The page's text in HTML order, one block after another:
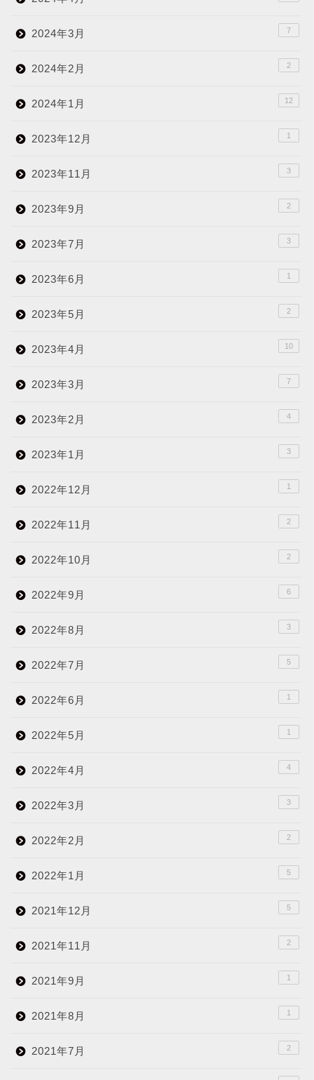
2024年3月 7
2024年2月 2
2024年1月 12
2023年12月 1
2023年11月 3
2023年9月 2
2023年7月 3
2023年6月 1
2023年5月 2
2023年4月 10
2023年3月 7
2023年2月 4
2023年1月 3
2022年12月 1
2022年11月 2
2022年10月 2
2022年9月 6
2022年8月 3
2022年7月 5
2022年6月 1
2022年5月 1
2022年4月 4
2022年3月 3
2022年2月 2
2022年1月 5
2021年12月 5
2021年11月 2
2021年9月 1
2021年8月 1
2021年7月 2